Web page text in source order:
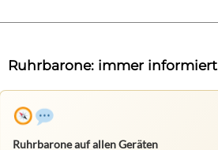
Ruhrbarone: immer informiert